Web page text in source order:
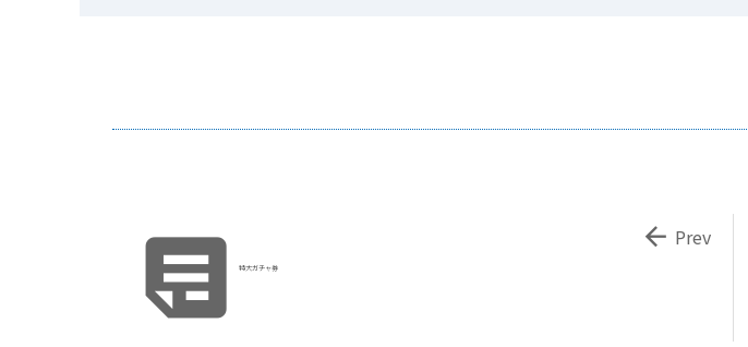
特大ガチャ券
 Prev